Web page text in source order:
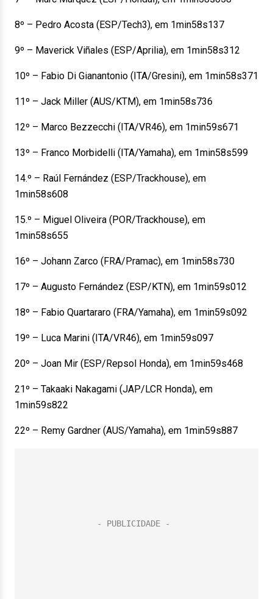
8º – Pedro Acosta (ESP/Tech3), em 1min58s137
9º – Maverick Viñales (ESP/Aprilia), em 1min58s312
10º – Fabio Di Gianantonio (ITA/Gresini), em 1min58s371
11º – Jack Miller (AUS/KTM), em 1min58s736
12º – Marco Bezzecchi (ITA/VR46), em 1min59s671
13º – Franco Morbidelli (ITA/Yamaha), em 1min58s599
14.º – Raúl Fernández (ESP/Trackhouse), em
1min58s608
15.º – Miguel Oliveira (POR/Trackhouse), em
1min58s655
16º – Johann Zarco (FRA/Pramac), em 1min58s730
17º – Augusto Fernández (ESP/KTN), em 1min59s012
18º – Fabio Quartararo (FRA/Yamaha), em 1min59s092
19º – Luca Marini (ITA/VR46), em 1min59s097
20º – Joan Mir (ESP/Repsol Honda), em 1min59s468
21º – Takaaki Nakagami (JAP/LCR Honda), em
1min59s822
22º – Remy Gardner (AUS/Yamaha), em 1min59s887